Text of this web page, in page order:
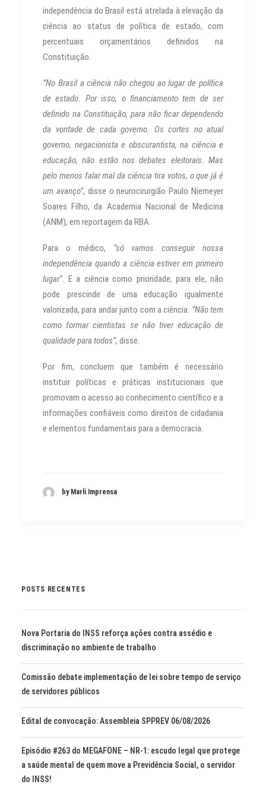
independência do Brasil está atrelada à elevação da
ciência ao status de política de estado, com
percentuais orçamentários definidos na
Constituição.
“No Brasil a ciência não chegou ao lugar de política
de estado. Por isso, o financiamento tem de ser
definido na Constituição, para não ficar dependendo
da vontade de cada governo. Os cortes no atual
governo, negacionista e obscurantista, na ciência e
educação, não estão nos debates eleitorais. Mas
pelo menos falar mal da ciência tira votos, o que já é
um avanço”, disse o neurocirurgião Paulo Niemeyer
Soares Filho, da Academia Nacional de Medicina
(ANM), em reportagem da RBA.
Para o médico, “só vamos conseguir nossa
independência quando a ciência estiver em primeiro
lugar”. E a ciência como prioridade, para ele, não
pode prescindir de uma educação igualmente
valorizada, para andar junto com a ciência. “Não tem
como formar cientistas se não tiver educação de
qualidade para todos”, disse.
Por fim, concluem que também é necessário
instituir políticas e práticas institucionais que
promovam o acesso ao conhecimento científico e a
informações confiáveis como direitos de cidadania
e elementos fundamentais para a democracia.
by Marli Imprensa
POSTS RECENTES
Nova Portaria do INSS reforça ações contra assédio e
discriminação no ambiente de trabalho
Comissão debate implementação de lei sobre tempo de serviço
de servidores públicos
Edital de convocação: Assembleia SPPREV 06/08/2026
Episódio #263 do MEGAFONE – NR-1: escudo legal que protege
a saúde mental de quem move a Previdência Social, o servidor
do INSS!